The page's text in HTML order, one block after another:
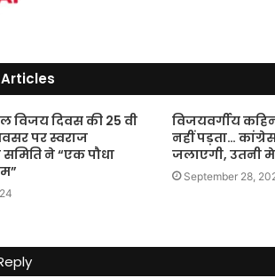
विजय दिवस की 25 वी
पर स्वराज
ने “एक पौधा
विजयवर्गीय
नहीं पड़ता…
जलाएगी, उतनी
September 28,